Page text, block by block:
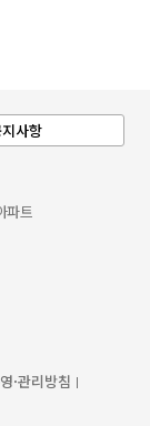
사항
파트
·관리방침